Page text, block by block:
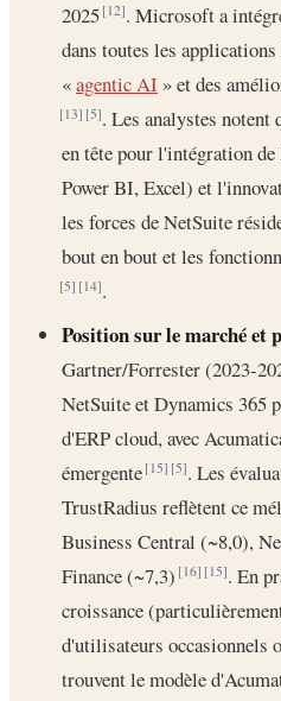
2025[12]. Microsoft a
dans toutes les
«agentic AI » et des
[13] [5]. Les analystes notent
en tête pour l'intégration
Power BI, Excel) et
les forces de NetSuite
bout en bout et les
[5] [14].
Position sur le marché et
Gartner/Forrester (2023-
NetSuite et Dynamics 365
d'ERP cloud, avec
émergente[15] [5]. Les
TrustRadius reflètent ce
Business Central (~8,0),
Finance (~7,3)[16] [15]. En
croissance
d'utilisateurs occasionnels
trouvent le modèle